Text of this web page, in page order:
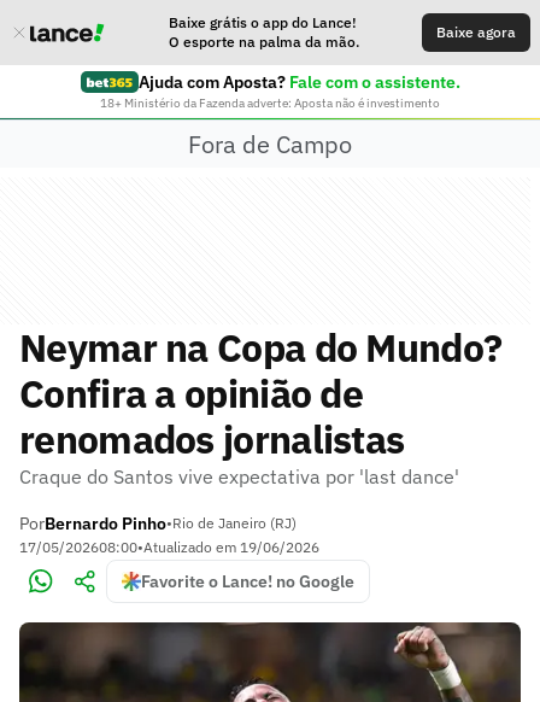
Baixe grátis o app do Lance!
O esporte na palma da mão.
Baixe agora
Ajuda com Aposta? Fale com o assistente.
18+ Ministério da Fazenda adverte: Aposta não é investimento
Fora de Campo
Neymar na Copa do Mundo?
Confira a opinião de
renomados jornalistas
Craque do Santos vive expectativa por 'last dance'
PorBernardo Pinho•Rio de Janeiro (RJ)
17/05/202608:00•Atualizado em 19/06/2026
Favorite o Lance! no Google